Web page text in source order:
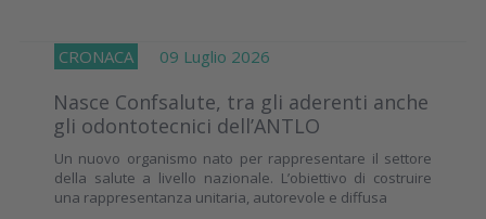
CRONACA 09 Luglio 2026
Nasce Confsalute, tra gli aderenti anche
gli odontotecnici dell’ANTLO
Un nuovo organismo nato per rappresentare il settore
della salute a livello nazionale. L’obiettivo di costruire
una rappresentanza unitaria, autorevole e diffusa